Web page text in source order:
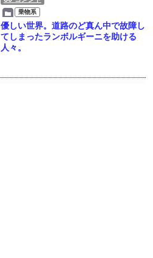
乗物系
優しい世界。道路のど真ん中で故障し
てしまったランボルギーニを助ける
人々。